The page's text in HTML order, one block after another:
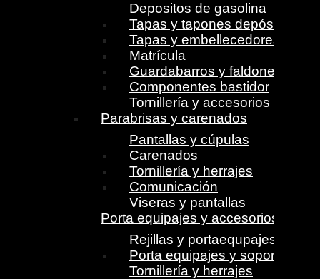
Depositos de gasolina
Tapas y tapones depósito
Tapas y embellecedores
Matrícula
Guardabarros y faldones
Componentes bastidor
Tornillería y accesorios
Parabrisas y carenados
Pantallas y cúpulas
Carenados
Tornillería y herrajes
Comunicación
Viseras y pantallas
Porta equipajes y accesorios
Rejillas y portaequpajes
Porta equipajes y soportes
Tornillería y herrajes